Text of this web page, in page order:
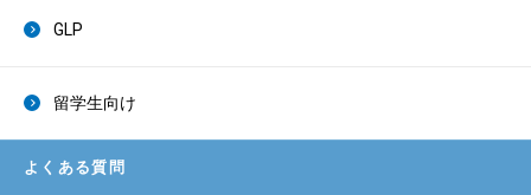
GLP
留学生向け
よくある質問